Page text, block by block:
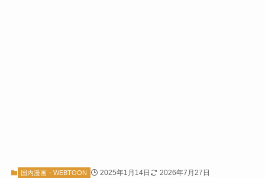
国内漫画・WEBTOON 2025年1月14日 2026年7月27日